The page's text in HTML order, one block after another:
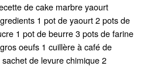
de cake marbre yaourt
1 pot de yaourt 2 pots de
1 pot de beurre 3 pots de farine
oeufs 1 cuillère à café de
de levure chimique 2